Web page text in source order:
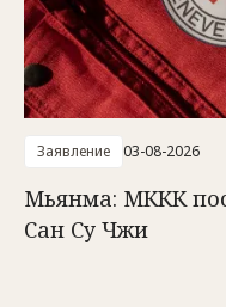
Заявление 03-08-2026
Мьянма: МККК
Сан Су Чжи